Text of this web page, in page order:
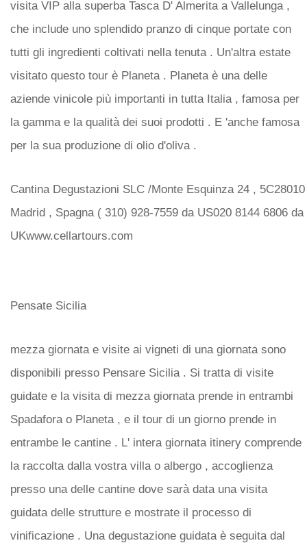
visita VIP alla superba Tasca D' Almerita a Vallelunga ,
che include uno splendido pranzo di cinque portate con
tutti gli ingredienti coltivati ​​nella tenuta . Un'altra estate
visitato questo tour è Planeta . Planeta è una delle
aziende vinicole più importanti in tutta Italia , famosa per
la gamma e la qualità dei suoi prodotti . E 'anche famosa
per la sua produzione di olio d'oliva .
Cantina Degustazioni SLC /Monte Esquinza 24 , 5C28010
Madrid , Spagna ( 310) 928-7559 da US020 8144 6806 da
UKwww.cellartours.com
Pensate Sicilia
mezza giornata e visite ai vigneti di una giornata sono
disponibili presso Pensare Sicilia . Si tratta di visite
guidate e la visita di mezza giornata prende in entrambi
Spadafora o Planeta , e il tour di un giorno prende in
entrambe le cantine . L' intera giornata itinery comprende
la raccolta dalla vostra villa o albergo , accoglienza
presso una delle cantine dove sarà data una visita
guidata delle strutture e mostrate il processo di
vinificazione . Una degustazione guidata è seguita dal